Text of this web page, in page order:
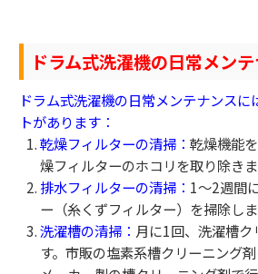
ドラム式洗濯機の日常メン
ドラム式洗濯機の日常メンテナンスに
トがあります：
乾燥フィルターの清掃：乾燥機能
燥フィルターのホコリを取り除きま
排水フィルターの清掃： 1〜2週間
ー（糸くずフィルター）を掃除しま
洗濯槽の清掃： 月に1回、洗濯槽
す。市販の塩素系槽クリーニング